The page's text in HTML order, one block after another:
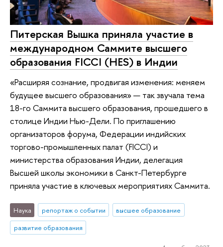
Питерская Вышка приняла участие в
международном Саммите высшего
образования FICCI (HES) в Индии
«Расширяя сознание, продвигая изменения: меняем
будущее высшего образования» — так звучала тема
18-го Саммита высшего образования, прошедшего в
столице Индии Нью-Дели. По приглашению
организаторов форума, Федерации индийских
торгово-промышленных палат (FICCI) и
министерства образования Индии, делегация
Высшей школы экономики в Санкт-Петербурге
приняла участие в ключевых мероприятиях Саммита.
Наука репортаж о событии
высшее образование
развитие образования